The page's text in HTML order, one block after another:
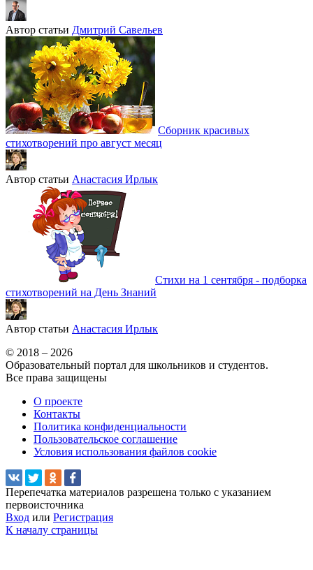
Автор статьи Дмитрий Савельев
Сборник красивых
стихотворений про август месяц
Автор статьи Анастасия Ирлык
Стихи на 1 сентября - подборка
стихотворений на День Знаний
Автор статьи Анастасия Ирлык
© 2018 – 2026
Образовательный портал для школьников и студентов.
Все права защищены
О проекте
Контакты
Политика конфиденциальности
Пользовательское соглашение
Условия использования файлов cookie
Перепечатка материалов разрешена только с указанием
первоисточника
Вход или Регистрация
К началу страницы